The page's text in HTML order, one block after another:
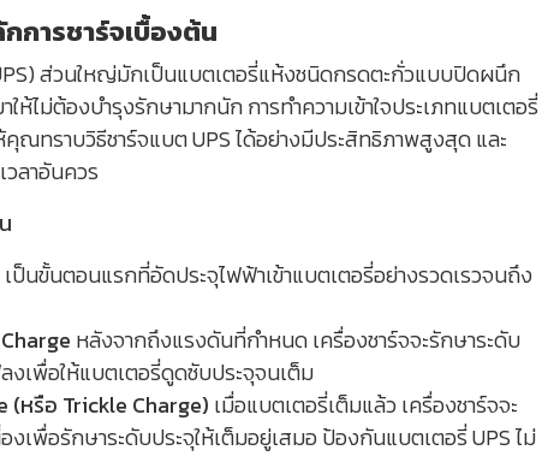
การชาร์จเบื้องต้น
ส่วนใหญ่มักเป็นแบตเตอรี่แห้งชนิดกรดตะกั่วแบบปิดผนึก
ห้ไม่ต้องบำรุงรักษามากนัก การทำความเข้าใจประเภทแบตเตอรี่
ณทราบวิธีชาร์จแบต UPS ได้อย่างมีประสิทธิภาพสูงสุด และ
ลาอันควร
เป็นขั้นตอนแรกที่อัดประจุไฟฟ้าเข้าแบตเตอรี่อย่างรวดเรวจนถึง
หลังจากถึงแรงดันที่กำหนด เครื่องชาร์จจะรักษาระดับ
งเพื่อให้แบตเตอรี่ดูดซับประจุจนเต็ม
(หรือ Trickle Charge) เมื่อแบตเตอรี่เต็มแล้ว เครื่องชาร์จจะ
งเพื่อรักษาระดับประจุให้เต็มอยู่เสมอ ป้องกันแบตเตอรี่ UPS ไม่